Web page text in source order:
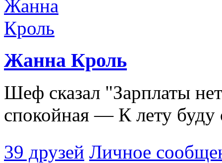
Жанна Кроль
Шеф сказал "Зарплаты
спокойная — К лету буду
39 друзей Личное